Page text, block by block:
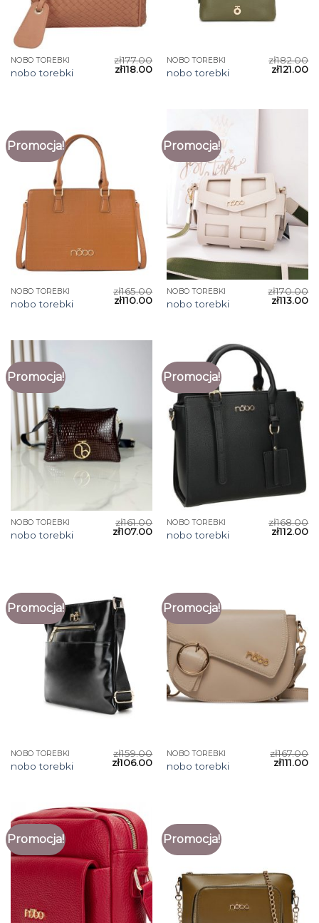
NOBO TOREBKI
nobo torebki
zł177.00
zł118.00
NOBO TOREBKI
nobo torebki
zł182.00
zł121.00
Promocja!
NOBO TOREBKI
nobo torebki
zł165.00
zł110.00
Promocja!
NOBO TOREBKI
nobo torebki
zł170.00
zł113.00
Promocja!
NOBO TOREBKI
nobo torebki
zł161.00
zł107.00
Promocja!
NOBO TOREBKI
nobo torebki
zł168.00
zł112.00
Promocja!
NOBO TOREBKI
nobo torebki
zł159.00
zł106.00
Promocja!
NOBO TOREBKI
nobo torebki
zł167.00
zł111.00
Promocja! Promocja!